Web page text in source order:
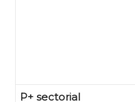
P+ sectorial